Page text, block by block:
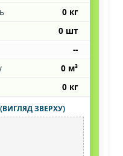
0 кг
0 шт
--
0 м³
0 кг
ЗВЕРХУ)